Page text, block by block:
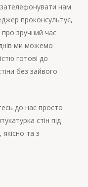
нам
проконсультує,
зручний час
ми можемо
готові до
без зайвого
до нас просто
стін під
та з